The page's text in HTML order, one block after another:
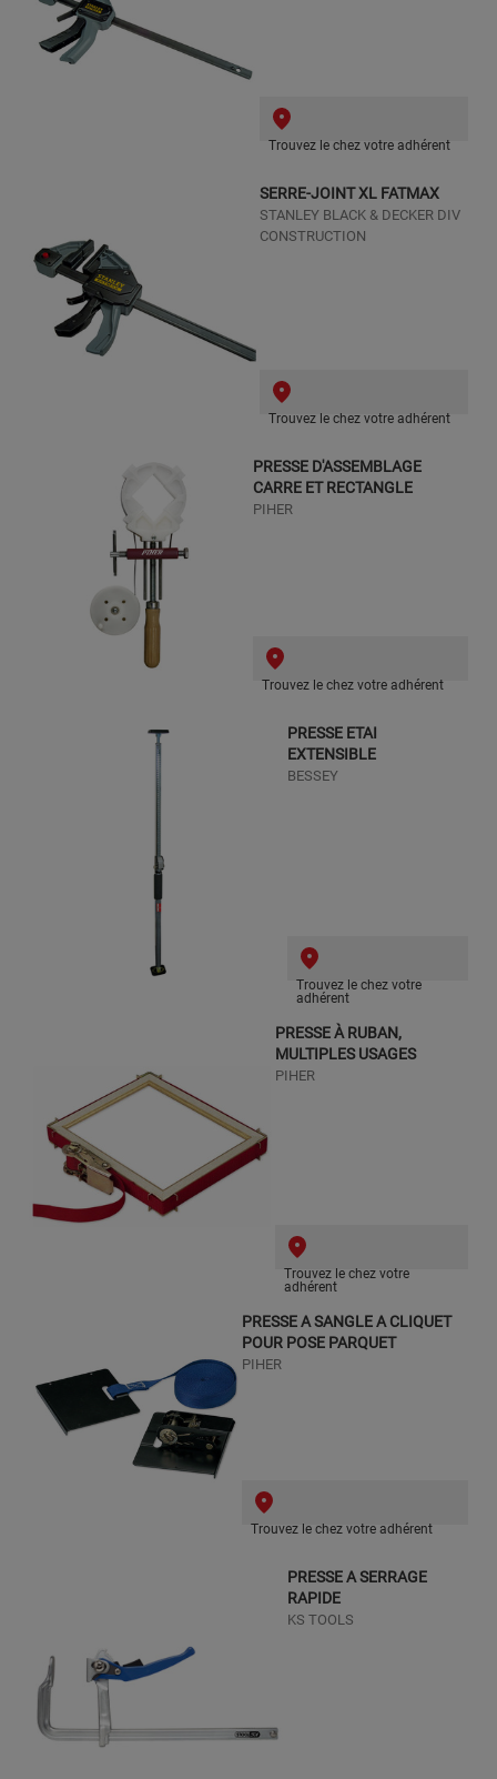
Trouvez le chez votre adhérent
SERRE-JOINT XL FATMAX
STANLEY BLACK & DECKER DIV
CONSTRUCTION
Trouvez le chez votre adhérent
PRESSE D'ASSEMBLAGE
CARRE ET RECTANGLE
PIHER
Trouvez le chez votre adhérent
PRESSE ETAI
EXTENSIBLE
BESSEY
Trouvez le chez votre
adhérent
PRESSE À RUBAN,
MULTIPLES USAGES
PIHER
Trouvez le chez votre
adhérent
PRESSE A SANGLE A CLIQUET
POUR POSE PARQUET
PIHER
Trouvez le chez votre adhérent
PRESSE A SERRAGE
RAPIDE
KS TOOLS